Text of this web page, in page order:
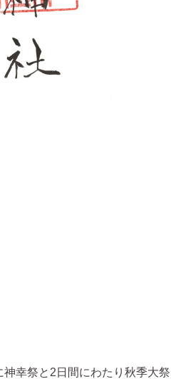
幸祭と2日間にわたり秋季大祭